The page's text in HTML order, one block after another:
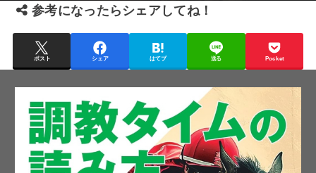
参考になったらシェアしてね！
ポスト シェア はてブ 送る Pocket